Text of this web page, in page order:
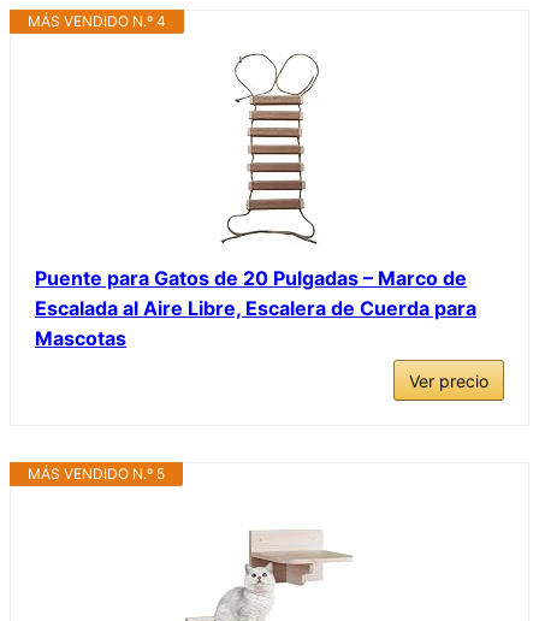
MÁS VENDIDO N.º 4
Puente para Gatos de 20 Pulgadas – Marco de
Escalada al Aire Libre, Escalera de Cuerda para
Mascotas
Ver precio
MÁS VENDIDO N.º 5